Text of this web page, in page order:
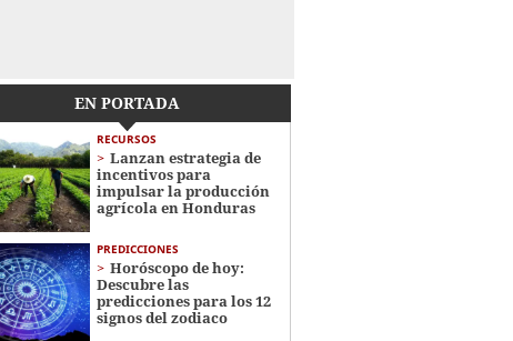
EN PORTADA
RECURSOS
Lanzan estrategia de
incentivos para
impulsar la producción
agrícola en Honduras
PREDICCIONES
Horóscopo de hoy:
Descubre las
predicciones para los 12
signos del zodiaco